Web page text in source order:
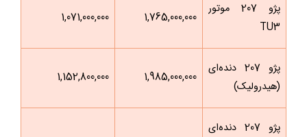
پژو 207 موتور
TU3
1,765,000,000
1,071,000,000
پژو 207 دنده‌ای
(هیدرولیک)
1,985,000,000
1,152,800,000
پژو 207 دنده‌ای